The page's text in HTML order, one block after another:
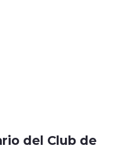
del Club de